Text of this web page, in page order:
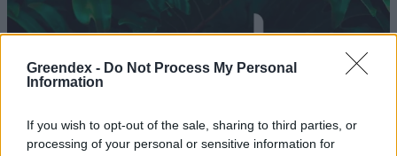
Greendex - Do Not Process My Personal
Information
If you wish to opt-out of the sale, sharing to third parties, or
processing of your personal or sensitive information for